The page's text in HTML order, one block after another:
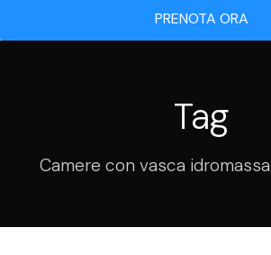
PRENOTA ORA
Tag
Camere con vasca